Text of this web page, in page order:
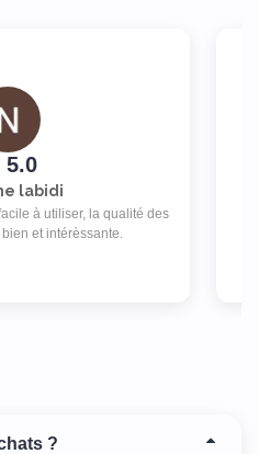
5.0
labidi
à utiliser, la qualité des
et intérèssante.
?